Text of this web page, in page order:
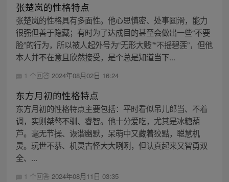
张楚岚的性格特点
张楚岚的性格具有多面性。他心思慎密、处事圆滑，能力
很强但善于隐藏；有时为了达成目的甚至会做出一些“不要
脸”的行为，所以被人起外号为“无形大贱”“不摇碧莲”，但他
本人并不在意且欣然接受，是个总是知道当下...
1 个回答 2024年08月02日 16:24
东方月初的性格特点
东方月初的性格特点主要包括：平时看似吊儿郎当、不着
调，实则桀骜不驯、睿智。他十分爱吃，尤其是冰糖葫
芦。毫无节操、诙谐幽默，呆萌中又藏着狡黠，聪慧机
灵。玩世不恭、机灵古怪大大咧咧，但认真起来又智勇双
全、...
1 个回答 2024年08月11日 03:35